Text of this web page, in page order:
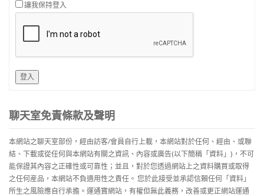
讓我保持登入
登入
聊天室免責條款及聲明
本網站之聊天室部份，經由訪客/會員自行上載，本網站對於任何、經由、或聯
結、下載或從任何與本網站有關之資訊、內容或廣告(以下簡稱「資料」)，不可
能保證其內容之正確性或可靠性；並且，對於您透過網站上之資料購買或取得
之任何産品，本網站不負適用性之責任。 您於此接受並承認信賴任何「資料」
所生之風險應自行承擔。運通寶網站，有權但無此義務，改善或更正網站運通